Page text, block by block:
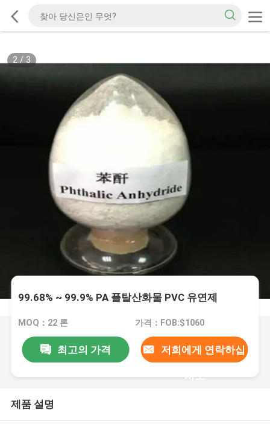
2/ 3
99.68% ~ 99.9% PA 플탈산화물 PVC 유연제
MOQ：22 톤 가격：FOB:$1060
최고의 가격 저희에게 연락하십
시오
제품 설명